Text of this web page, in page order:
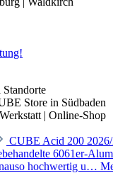
Store in Südbaden
| Online-Shop
CUBE Acid 200
6061er-
hochwertig u…